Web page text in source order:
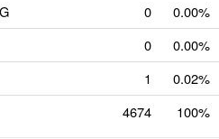
0
0.00%
0
0.00%
1
0.02%
4674 100%